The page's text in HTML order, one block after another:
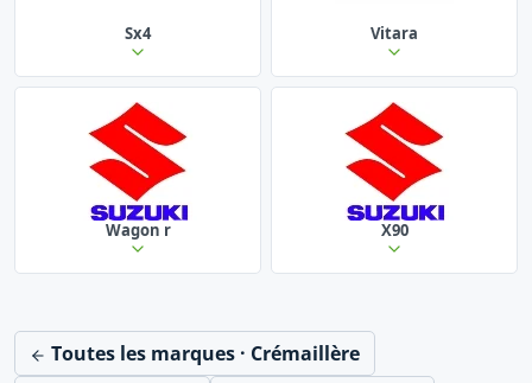
Sx4 Vitara
Wagon r X90
Toutes les marques · Crémaillère